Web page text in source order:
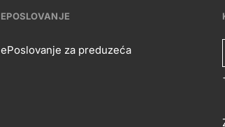
EPOSLOVANJE
ePoslovanje za preduzeća